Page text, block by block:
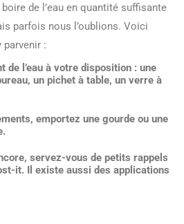
de l’eau en quantité suffisante
parfois nous l’oublions. Voici
:
de l’eau à votre disposition : une
un pichet à table, un verre à
emportez une gourde ou une
servez-vous de petits rappels
it. Il existe aussi des applications